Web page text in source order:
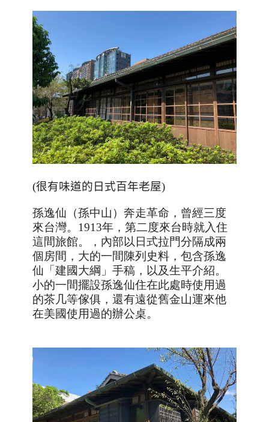
(很有味道的日式百年老屋)
孫逸仙（孫中山）奔走革命，曾經三度
來台灣。 1913年，第二度來台時就入住
這間旅館。，內部以日式拉門分隔成兩
個房間，大的一間陳列史料，包含孫逸
仙「建國大綱」手稿，以及生平介紹。
小的一間擺設孫逸仙住在此處時使用過
的茶几等傢俱，還有遠從舊金山運來他
在美國使用過的辦公桌。